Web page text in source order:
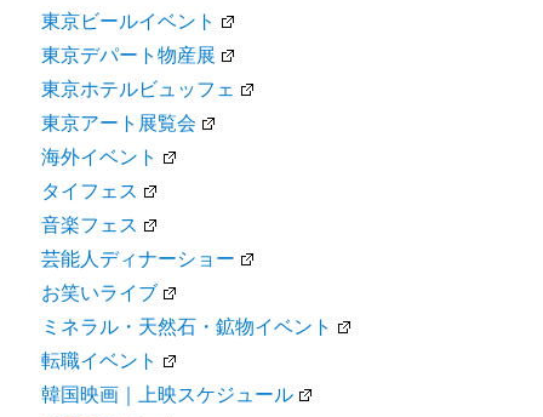
東京ビールイベント
東京デパート物産展
東京ホテルビュッフェ
東京アート展覧会
海外イベント
タイフェス
音楽フェス
芸能人ディナーショー
お笑いライブ
ミネラル・天然石・鉱物イベント
転職イベント
韓国映画｜上映スケジュール